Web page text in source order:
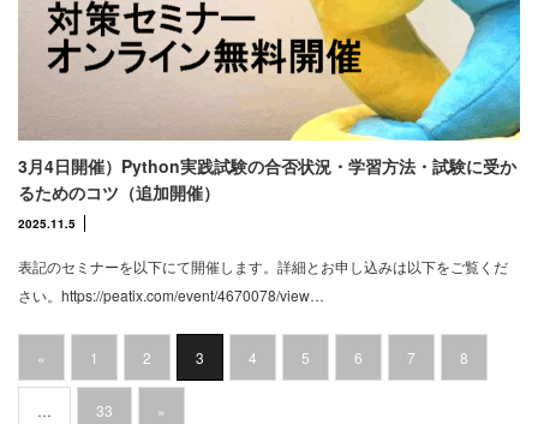
3月4日開催）Python実践試験の合否状況・学習方法・試験に受か
るためのコツ（追加開催）
2025.11.5
表記のセミナーを以下にて開催します。詳細とお申し込みは以下をご覧くだ
さい。https://peatix.com/event/4670078/view…
« 1 2 3 4 5 6 7 8
… 33 »